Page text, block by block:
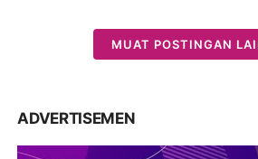
MUAT POSTINGAN
ADVERTISEMEN